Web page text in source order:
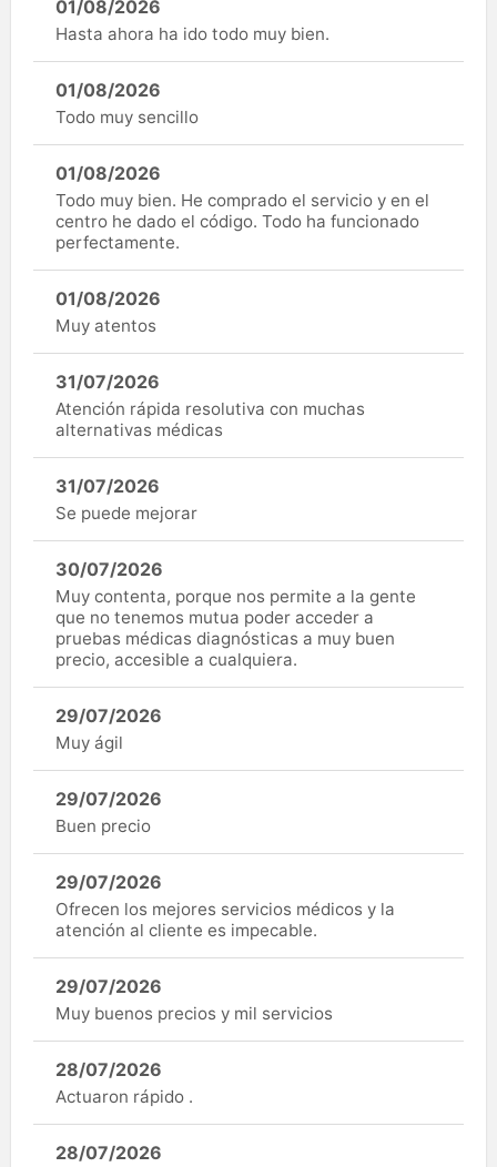
01/08/2026
Hasta ahora ha ido todo muy bien.
01/08/2026
Todo muy sencillo
01/08/2026
Todo muy bien. He comprado el servicio y en el
centro he dado el código. Todo ha funcionado
perfectamente.
01/08/2026
Muy atentos
31/07/2026
Atención rápida resolutiva con muchas
alternativas médicas
31/07/2026
Se puede mejorar
30/07/2026
Muy contenta, porque nos permite a la gente
que no tenemos mutua poder acceder a
pruebas médicas diagnósticas a muy buen
precio, accesible a cualquiera.
29/07/2026
Muy ágil
29/07/2026
Buen precio
29/07/2026
Ofrecen los mejores servicios médicos y la
atención al cliente es impecable.
29/07/2026
Muy buenos precios y mil servicios
28/07/2026
Actuaron rápido .
28/07/2026